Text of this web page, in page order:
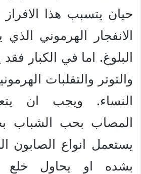
حيان يتسبب هذا
الانفجار الهرموني
البلوغ. اما في الكبار فقد
والتوتر والتقلبات
النساء. ويجب ان
المصاب بحب الشباب
يستعمل انواع الصابون
بشده او يحاول خلع